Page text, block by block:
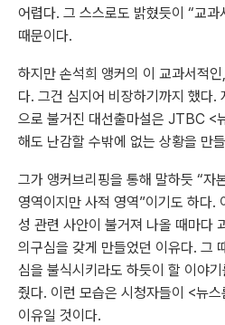
어렵다. 그 스스로도 밝혔듯이 “교과
때문이다.
하지만 손석희 앵커의 이 교과서적
다. 그건 심지어 비장하기까지 했다.
으로 불거진 대선출마설은 JTBC <
해도 난감할 수밖에 없는 상황을 만
그가 앵커브리핑을 통해 말하듯 “자
영역이지만 사적 영역”이기도 하다
성 관련 사안이 불거져 나올 때마다
의구심을 갖게 만들었던 이유다. 그
심을 불식시키라도 하듯이 할 이야
줬다. 이런 모습은 시청자들이 <뉴
이유일 것이다.